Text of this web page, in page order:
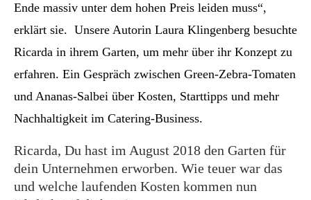
Ende massiv unter dem hohen Preis leiden muss“,
erklärt sie. Unsere Autorin Laura Klingenberg besuchte
Ricarda in ihrem Garten, um mehr über ihr Konzept zu
erfahren. Ein Gespräch zwischen Green-Zebra-Tomaten
und Ananas-Salbei über Kosten, Starttipps und mehr
Nachhaltigkeit im Catering-Business.
Ricarda, Du hast im August 2018 den Garten für
dein Unternehmen erworben. Wie teuer war das
und welche laufenden Kosten kommen nun